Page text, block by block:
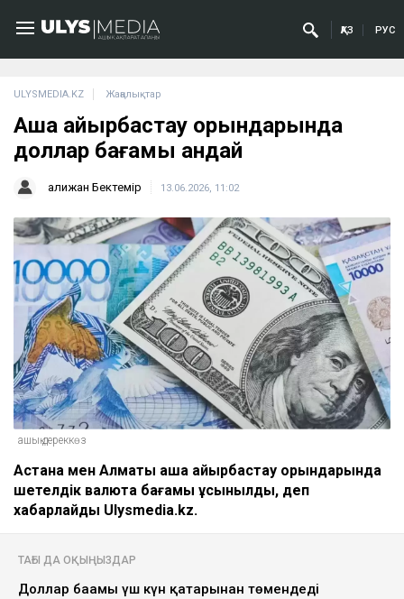
ҚАЗ РУС
ULYSMEDIA.KZ Жаңалықтар
Ақша айырбастау орындарында
доллар бағамы қандай
Қалижан Бектемір 13.06.2026, 11:02
ашық дереккөз
Астана мен Алматы ақша айырбастау орындарында
шетелдік валюта бағамы ұсынылды, деп
хабарлайды Ulysmedia.kz.
ТАҒЫ ДА ОҚЫҢЫЗДАР
Доллар бағамы үш күн қатарынан төмендеді